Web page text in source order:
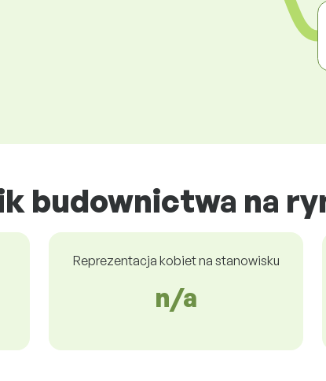
budownictwa na
Reprezentacja kobiet na stanowisku
n/a